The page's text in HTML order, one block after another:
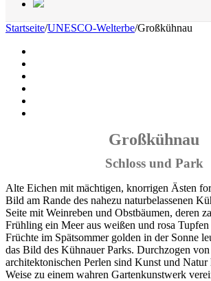
Startseite/UNESCO-Welterbe/Großkühnau
Großkühnau
Schloss und Park
Alte Eichen mit mächtigen, knorrigen Ästen
Bild am Rande des nahezu naturbelassenen
Seite mit Weinreben und Obstbäumen, deren
Frühling ein Meer aus weißen und rosa Tupfen
Früchte im Spätsommer golden in der Sonne
das Bild des Kühnauer Parks. Durchzogen
architektonischen Perlen sind Kunst und Natur
Weise zu einem wahren Gartenkunstwerk